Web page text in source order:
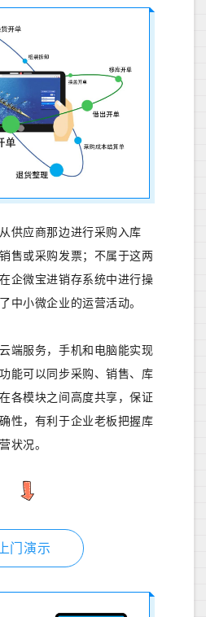
供应商那边进行采购入库
售或采购发票；不属于这两
企微宝进销存系统中进行操
中小微企业的运营活动。
端服务，手机和电脑能实现
能可以同步采购、销售、库
各模块之间高度共享，保证
性，有利于企业老板把握库
状况。
门演示